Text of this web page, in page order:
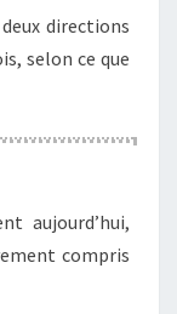
directions
selon ce que
aujourd’hui,
compris